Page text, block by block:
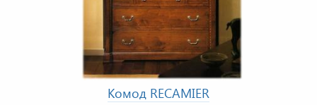
Комод RECAMIER